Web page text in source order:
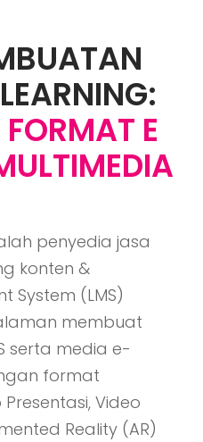
E
penyedia jasa
konten &
System (LMS)
membuat
serta media e-
format
Presentasi, Video
Reality (AR)